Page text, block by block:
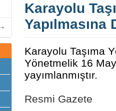
Karayolu
Karayolu Taşıma
Yönetmelik 16
yayımlanmıştır.
Resmi Gazete